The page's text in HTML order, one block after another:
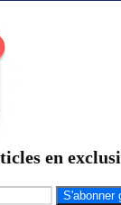
en
S'abonner